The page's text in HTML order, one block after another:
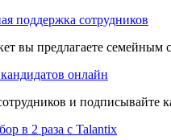
поддержка сотрудников
вы предлагаете семейным
онлайн
и подписывайте
в 2 раза с Talantix